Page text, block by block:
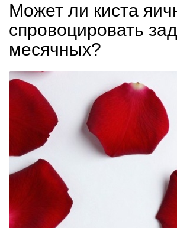
Может ли киста
спровоцировать
месячных?